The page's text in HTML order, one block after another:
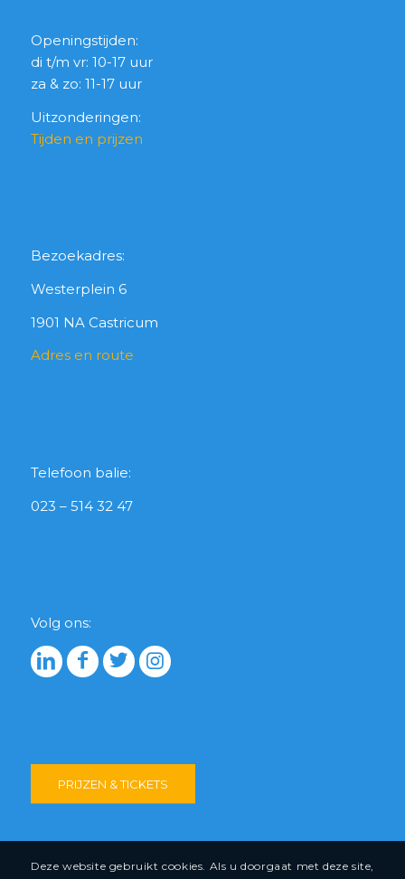
Openingstijden:
di t/m vr: 10-17 uur
za & zo: 11-17 uur
Uitzonderingen:
Tijden en prijzen
Bezoekadres:
Westerplein 6
1901 NA Castricum
Adres en route
Telefoon balie:
023 – 514 32 47
Volg ons:
PRIJZEN & TICKETS
Deze website gebruikt cookies. Als u doorgaat met deze site,